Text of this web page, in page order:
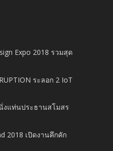
Expo 2018 รวมสุด
ระลอก 2 IoT
งแท่นประธานสโมสร
2018 เปิดงานคึกคัก